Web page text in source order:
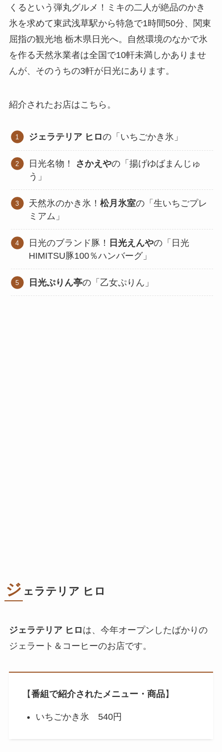
くるという弾丸グルメ！ミキの二人が絶品のかき
氷を求めて東武浅草駅から特急で1時間50分、関東
屈指の観光地 栃木県日光へ。自然環境のなかで氷
を作る天然氷業者は全国で10軒未満しかありませ
んが、そのうちの3軒が日光にあります。
紹介されたお店はこちら。
ジェラテリア ヒロの「いちごかき氷」
日光名物！ さかえやの「揚げゆばまんじゅ
う」
天然氷のかき氷！松月氷室の「生いちごプレ
ミアム」
日光のブランド豚！ 日光えんやの「日光
HIMITSU豚100％ハンバーグ」
日光ぷりん亭の「乙女ぷりん」
ジ ェラテリア ヒロ
ジェラテリア ヒロは、今年オープンしたばかりの
ジェラート＆コーヒーのお店です。
【番組で紹介されたメニュー・商品】
いちごかき氷 540円